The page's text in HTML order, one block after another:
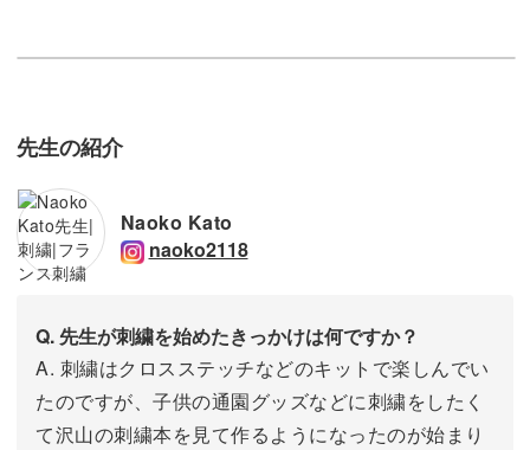
先生の紹介
Naoko Kato
naoko2118
Q. 先生が刺繍を始めたきっかけは何ですか？
A. 刺繍はクロスステッチなどのキットで楽しんでい
たのですが、子供の通園グッズなどに刺繍をしたく
て沢山の刺繍本を見て作るようになったのが始まり